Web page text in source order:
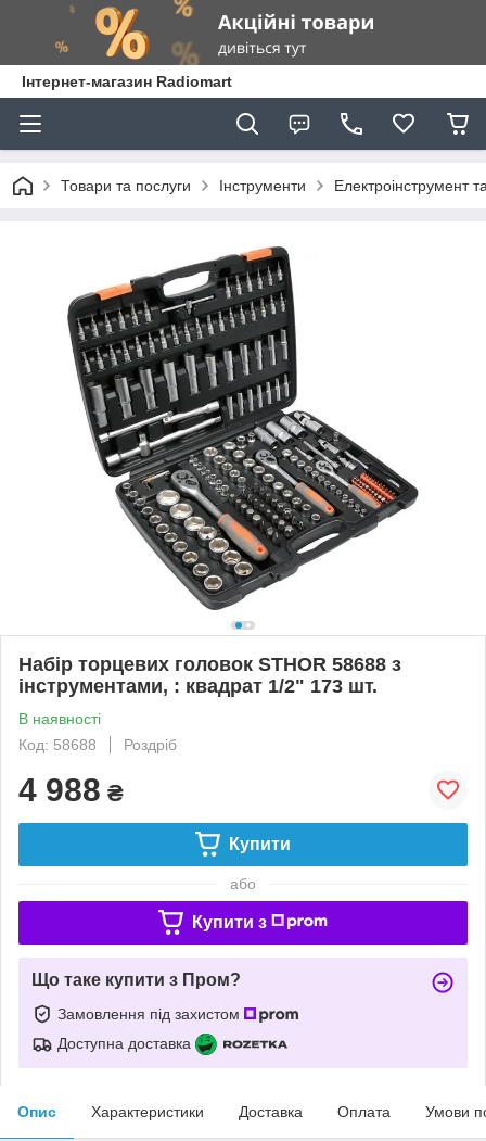
Інтернет-магазин Radiomart
Товари та послуги Інструменти Електроінструмент
Набір торцевих головок STHOR 58688 з
інструментами, : квадрат 1/2" 173 шт.
В наявності
Код: 58688
Роздріб
4 988 ₴
Купити
або
Купити з
Що таке купити з Пром?
Замовлення під захистом
Доступна доставка
Опис Характеристики Доставка Оплата Умови